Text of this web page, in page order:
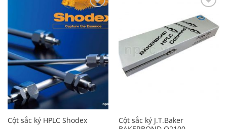
Add to
Wishlist
Cột sắc ký HPLC Shodex
Add to
Wishlist
Cột sắc ký J.T.Baker